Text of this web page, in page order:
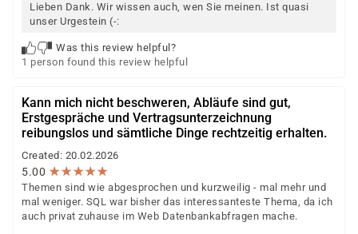
Lieben Dank. Wir wissen auch, wen Sie meinen. Ist quasi
unser Urgestein (-:
Was this review helpful?
1 person found this review helpful
Kann mich nicht beschweren, Abläufe sind gut,
Erstgespräche und Vertragsunterzeichnung
reibungslos und sämtliche Dinge rechtzeitig erhalten.
Created: 20.02.2026
5.00 ★★★★★
★★★★★
Themen sind wie abgesprochen und kurzweilig - mal mehr und
mal weniger. SQL war bisher das interessanteste Thema, da ich
auch privat zuhause im Web Datenbankabfragen mache.